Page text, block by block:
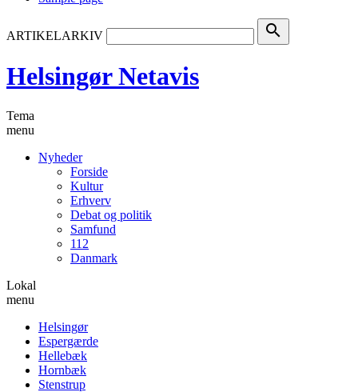
ARTIKELARKIV search
Helsingør Netavis
Tema
menu
Nyheder
Forside
Kultur
Erhverv
Debat og politik
Samfund
112
Danmark
Lokal
menu
Helsingør
Espergærde
Hellebæk
Hornbæk
Stenstrup